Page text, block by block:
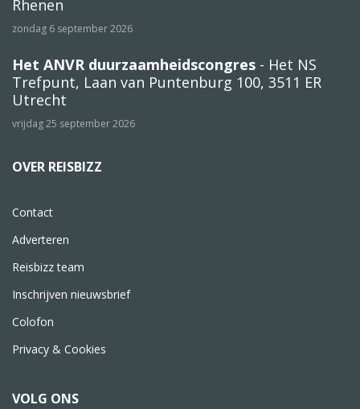
Rhenen
zondag 6 september 2026
Het ANVR duurzaamheidscongres - Het NS
Trefpunt, Laan van Puntenburg 100, 3511 ER
Utrecht
vrijdag 25 september 2026
OVER REISBIZZ
Contact
Adverteren
Reisbizz team
Inschrijven nieuwsbrief
Colofon
Privacy & Cookies
VOLG ONS